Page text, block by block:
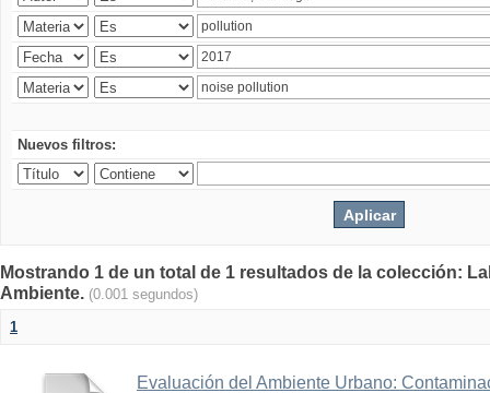
Nuevos filtros:
Mostrando 1 de un total de 1 resultados de la colección:
Ambiente. (0.001 segundos)
1
Evaluación del Ambiente Urbano: